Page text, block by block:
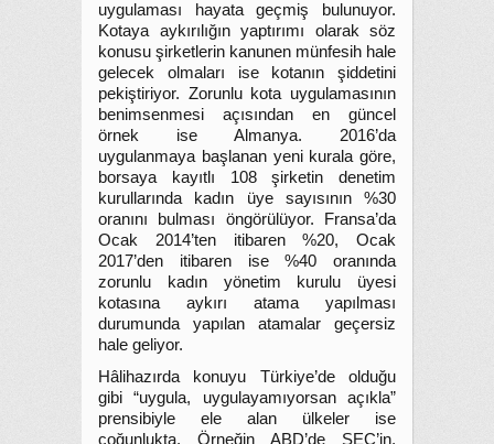
uygulaması hayata geçmiş bulunuyor.
Kotaya aykırılığın yaptırımı olarak söz
konusu şirketlerin kanunen münfesih hale
gelecek olmaları ise kotanın şiddetini
pekiştiriyor. Zorunlu kota uygulamasının
benimsenmesi açısından en güncel
örnek ise Almanya. 2016’da
uygulanmaya başlanan yeni kurala göre,
borsaya kayıtlı 108 şirketin denetim
kurullarında kadın üye sayısının %30
oranını bulması öngörülüyor. Fransa’da
Ocak 2014’ten itibaren %20, Ocak
2017’den itibaren ise %40 oranında
zorunlu kadın yönetim kurulu üyesi
kotasına aykırı atama yapılması
durumunda yapılan atamalar geçersiz
hale geliyor.
Hâlihazırda konuyu Türkiye’de olduğu
gibi “uygula, uygulayamıyorsan açıkla”
prensibiyle ele alan ülkeler ise
çoğunlukta. Örneğin ABD’de SEC’in,